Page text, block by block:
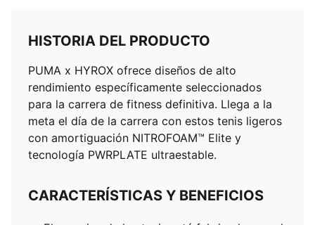
HISTORIA DEL PRODUCTO
PUMA x HYROX ofrece diseños de alto
rendimiento específicamente seleccionados
para la carrera de fitness definitiva. Llega a la
meta el día de la carrera con estos tenis ligeros
con amortiguación NITROFOAM™ Elite y
tecnología PWRPLATE ultraestable.
CARACTERÍSTICAS Y BENEFICIOS